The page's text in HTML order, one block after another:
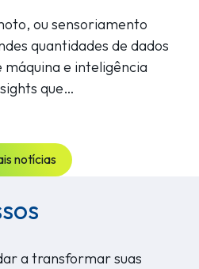
ou sensoriamento
quantidades de dados
máquina e inteligência
que…
notícias
a transformar suas